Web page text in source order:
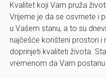
Kvalitet koji Vam pruža
Vrijeme je da se osvrnete i
u Vašem stanu, a to su
najčešće korišteni prostori i
doprinjeti kvaliteti života.
vremenom da Vam postanu